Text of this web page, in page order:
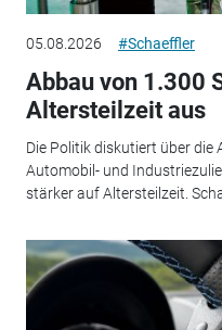
05.08.2026 #Schaeffler
Abbau von 1.300
Altersteilzeit aus
Die Politik diskutiert über die
Automobil- und
stärker auf Altersteilzeit.